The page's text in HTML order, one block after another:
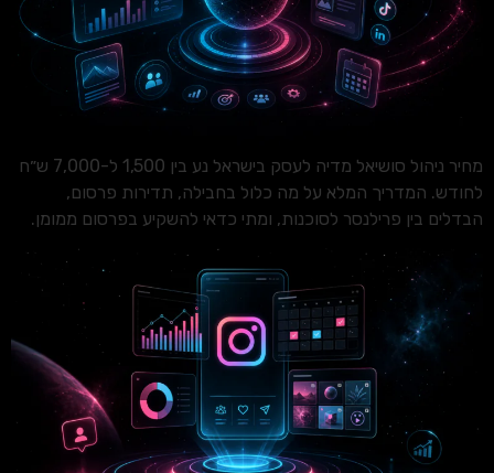
מחיר ניהול סושיאל מדיה לעסק בישראל נע בין 1,500 ל-7,000 ש״ח
לחודש. המדריך המלא על מה כלול בחבילה, תדירות פרסום,
הבדלים בין פרילנסר לסוכנות, ומתי כדאי להשקיע בפרסום ממומן.